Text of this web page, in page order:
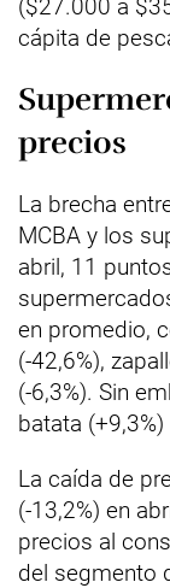
($27.000 a
cápita de
precios
La brecha
MCBA y los
abril, 11
en promedio,
(-42,6%),
(-6,3%). Sin
batata
La caída de
(-13,2%) en
precios al
del segmento